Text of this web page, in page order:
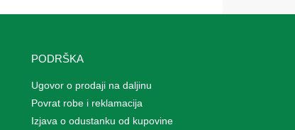
PODRŠKA
Ugovor o prodaji na daljinu
Povrat robe i reklamacija
Izjava o odustanku od kupovine